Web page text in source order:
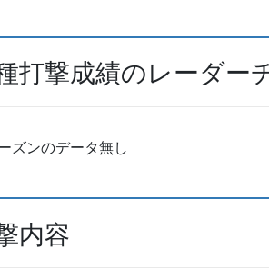
打撃成績のレーダー
ズンのデータ無し
内容